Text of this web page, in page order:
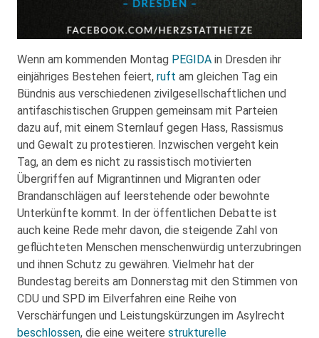
Wenn am kommenden Montag PEGIDA in Dresden ihr
einjähriges Bestehen feiert, ruft am gleichen Tag ein
Bündnis aus verschiedenen zivilgesellschaftlichen und
antifaschistischen Gruppen gemeinsam mit Parteien
dazu auf, mit einem Sternlauf gegen Hass, Rassismus
und Gewalt zu protestieren. Inzwischen vergeht kein
Tag, an dem es nicht zu rassistisch motivierten
Übergriffen auf Migrantinnen und Migranten oder
Brandanschlägen auf leerstehende oder bewohnte
Unterkünfte kommt. In der öffentlichen Debatte ist
auch keine Rede mehr davon, die steigende Zahl von
geflüchteten Menschen menschenwürdig unterzubringen
und ihnen Schutz zu gewähren. Vielmehr hat der
Bundestag bereits am Donnerstag mit den Stimmen von
CDU und SPD im Eilverfahren eine Reihe von
Verschärfungen und Leistungskürzungen im Asylrecht
beschlossen, die eine weitere strukturelle